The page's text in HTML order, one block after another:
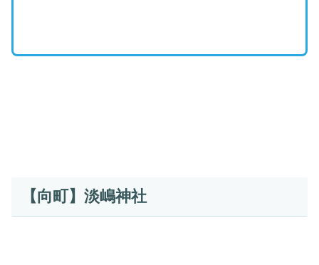
【向町】淡嶋神社